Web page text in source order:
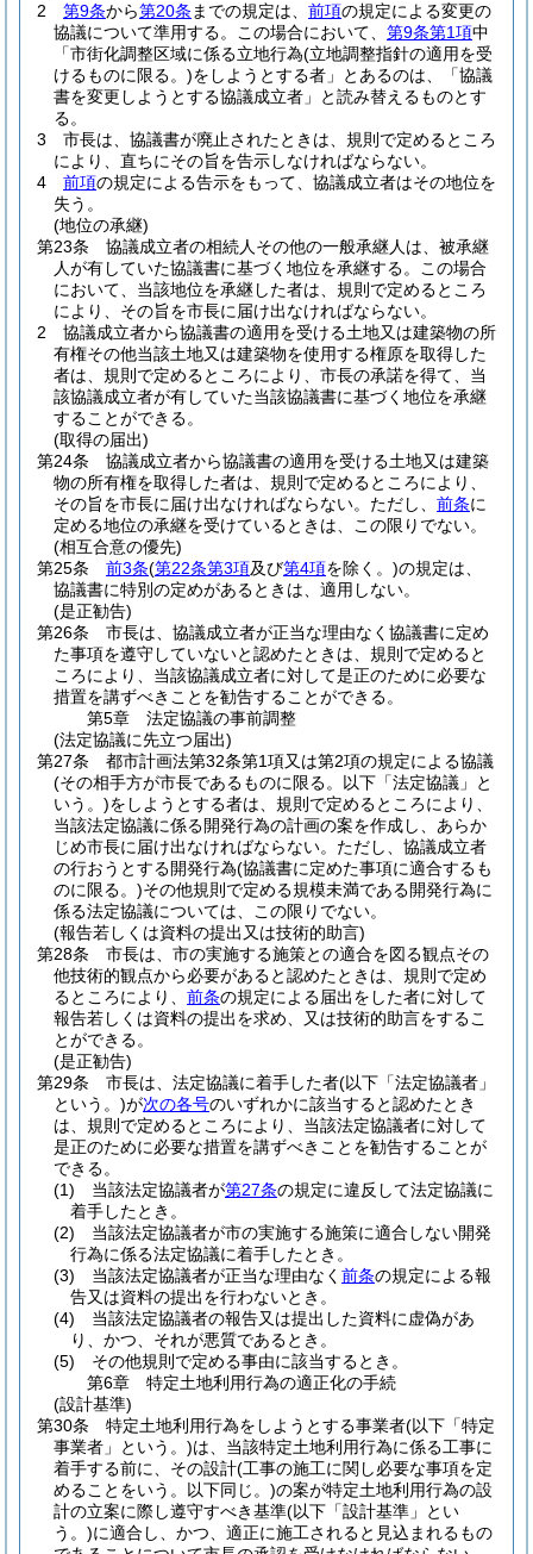
2
第9条から第20条 までの規定は、 前項の規定による変更の
協議について準用する。
この場合において、 第9条第1項中
「市街化調整区域に係る立地行為(立地調整指針の適用を受
けるものに限る。)をしようとする者」とあるのは、「協議
書を変更しようとする協議成立者」と読み替えるものとす
る。
3
市長は、協議書が廃止されたときは、規則で定めるところ
により、直ちにその旨を告示しなければならない。
4
前項の規定による告示をもって、協議成立者はその地位を
失う。
(地位の承継)
第23条
協議成立者の相続人その他の一般承継人は、被承継
人が有していた協議書に基づく地位を承継する。
この場合
において、当該地位を承継した者は、規則で定めるところ
により、その旨を市長に届け出なければならない。
2
協議成立者から協議書の適用を受ける土地又は建築物の所
有権その他当該土地又は建築物を使用する権原を取得した
者は、規則で定めるところにより、市長の承諾を得て、当
該協議成立者が有していた当該協議書に基づく地位を承継
することができる。
(取得の届出)
第24条
協議成立者から協議書の適用を受ける土地又は建築
物の所有権を取得した者は、規則で定めるところにより、
その旨を市長に届け出なければならない。 ただし、 前条に
定める地位の承継を受けているときは、この限りでない。
(相互合意の優先)
第25条
前3条(第22条第3項及び第4項を除く。)の規定は、
協議書に特別の定めがあるときは、適用しない。
(是正勧告)
第26条
市長は、協議成立者が正当な理由なく協議書に定め
た事項を遵守していないと認めたときは、規則で定めると
ころにより、当該協議成立者に対して是正のために必要な
措置を講ずべきことを勧告することができる。
第5章
法定協議の事前調整
(法定協議に先立つ届出)
第27条
都市計画法第32条第1項又は第2項の規定による協議
(その相手方が市長であるものに限る。以下「法定協議」と
いう。)をしようとする者は、規則で定めるところにより、
当該法定協議に係る開発行為の計画の案を作成し、あらか
じめ市長に届け出なければならない。 ただし、協議成立者
の行おうとする開発行為(協議書に定めた事項に適合するも
のに限る。)その他規則で定める規模未満である開発行為に
係る法定協議については、この限りでない。
(報告若しくは資料の提出又は技術的助言)
第28条
市長は、市の実施する施策との適合を図る観点その
他技術的観点から必要があると認めたときは、規則で定め
るところにより、 前条の規定による届出をした者に対して
報告若しくは資料の提出を求め、又は技術的助言をするこ
とができる。
(是正勧告)
第29条
市長は、法定協議に着手した者(以下「法定協議者」
という。)が次の各号のいずれかに該当すると認めたとき
は、規則で定めるところにより、当該法定協議者に対して
是正のために必要な措置を講ずべきことを勧告することが
できる。
(1)
当該法定協議者が第27条の規定に違反して法定協議に
着手したとき。
(2)
当該法定協議者が市の実施する施策に適合しない開発
行為に係る法定協議に着手したとき。
(3)
当該法定協議者が正当な理由なく 前条の規定による報
告又は資料の提出を行わないとき。
(4)
当該法定協議者の報告又は提出した資料に虚偽があ
り、かつ、それが悪質であるとき。
(5)
その他規則で定める事由に該当するとき。
第6章
特定土地利用行為の適正化の手続
(設計基準)
第30条
特定土地利用行為をしようとする事業者(以下「特定
事業者」という。)は、当該特定土地利用行為に係る工事に
着手する前に、その設計(工事の施工に関し必要な事項を定
めることをいう。以下同じ。)の案が特定土地利用行為の設
計の立案に際し遵守すべき基準(以下「設計基準」とい
う。)に適合し、かつ、適正に施工されると見込まれるもの